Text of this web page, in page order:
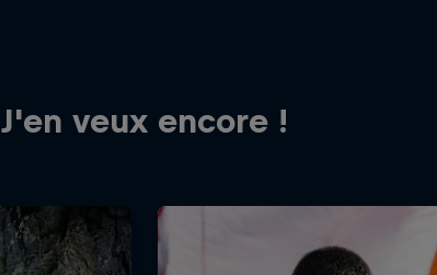
J'en veux encore !